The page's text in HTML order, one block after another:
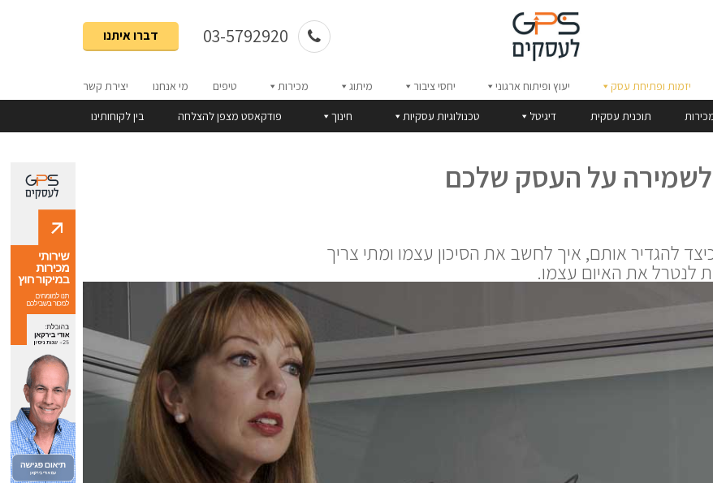
דברו איתנו
יזמות ופתיחת עסק יעוץ ופיתוח ארגוני יחסי ציבור מיתוג מכירות טיפים מי אנחנו יצירת קשר
תוכנית עסקית דיגיטל טכנולוגיות עסקיות חינוך פודקאסט מצפן להצלחה בין לקוחותינו
לשמירה על העסק שלכם
להגדיר אותם, איך לחשב את הסיכון עצמו ומתי צריך
לנטרל את האיום עצמו.